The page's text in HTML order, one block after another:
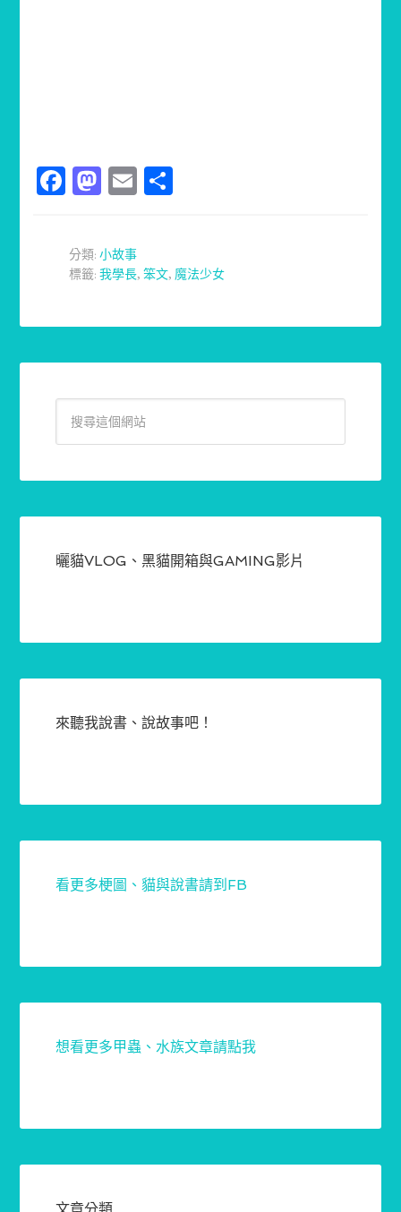
Facebook
Mastodon
Email
分類:小故事
標籤:我學長,笨文, 魔法少女
曬貓VLOG、黑貓開箱與GAMING影片
來聽我說書、說故事吧！
看更多梗圖、貓與說書請到FB
想看更多甲蟲、水族文章請點我